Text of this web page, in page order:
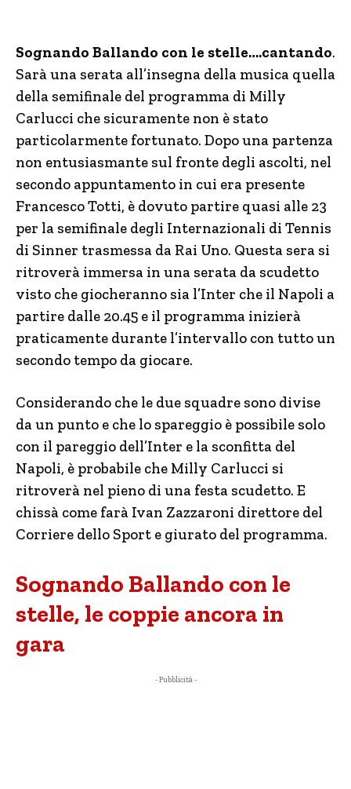
Sognando Ballando con le stelle….cantando.
Sarà una serata all’insegna della musica quella
della semifinale del programma di Milly
Carlucci che sicuramente non è stato
particolarmente fortunato. Dopo una partenza
non entusiasmante sul fronte degli ascolti, nel
secondo appuntamento in cui era presente
Francesco Totti, è dovuto partire quasi alle 23
per la semifinale degli Internazionali di Tennis
di Sinner trasmessa da Rai Uno. Questa sera si
ritroverà immersa in una serata da scudetto
visto che giocheranno sia l’Inter che il Napoli a
partire dalle 20.45 e il programma inizierà
praticamente durante l’intervallo con tutto un
secondo tempo da giocare.
Considerando che le due squadre sono divise
da un punto e che lo spareggio è possibile solo
con il pareggio dell’Inter e la sconfitta del
Napoli, è probabile che Milly Carlucci si
ritroverà nel pieno di una festa scudetto. E
chissà come farà Ivan Zazzaroni direttore del
Corriere dello Sport e giurato del programma.
Sognando Ballando con le
stelle, le coppie ancora in
gara
- Pubblicità -